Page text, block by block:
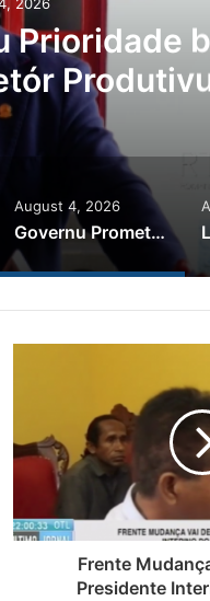
Prioridade
August 4, 2026
Governu Promete Tau Prioridade ba Setór Minerais no Setór Produtivu
Frente
Presidente